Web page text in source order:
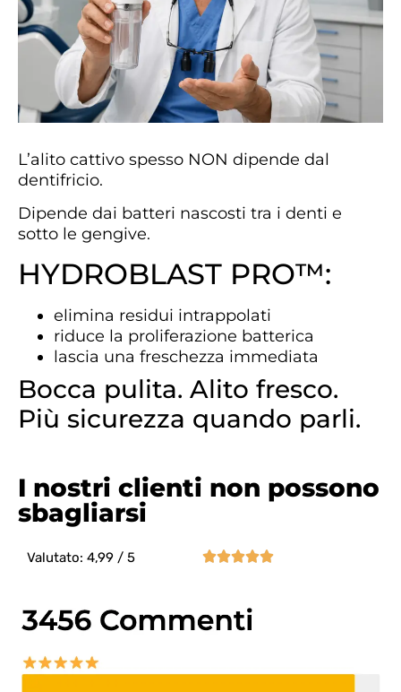
L’alito cattivo spesso NON dipende dal
dentifricio.
Dipende dai batteri nascosti tra i denti e
sotto le gengive.
HYDROBLAST PRO™:
elimina residui intrappolati
riduce la proliferazione batterica
lascia una freschezza immediata
Bocca pulita. Alito fresco.
Più sicurezza quando parli.
I nostri clienti non possono
sbagliarsi
Valutato: 4,99 / 5 